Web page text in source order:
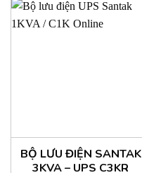
BỘ LƯU ĐIỆN SANTAK
3KVA – UPS C3KR